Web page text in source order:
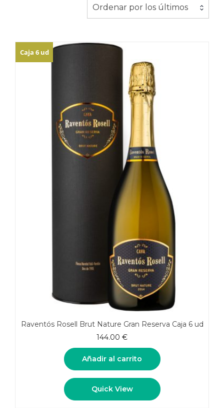
últimos
Ordenar por los últimos
Caja 6 ud
Raventós Rosell Brut Nature Gran Reserva Caja 6 ud
144.00 €
Añadir al carrito
Quick View